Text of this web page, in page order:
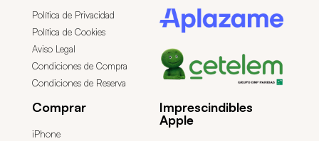
Política de Privacidad
Política de Cookies
Aviso Legal
Condiciones de Compra
Condiciones de Reserva
Comprar
iPhone
Imprescindibles
Apple